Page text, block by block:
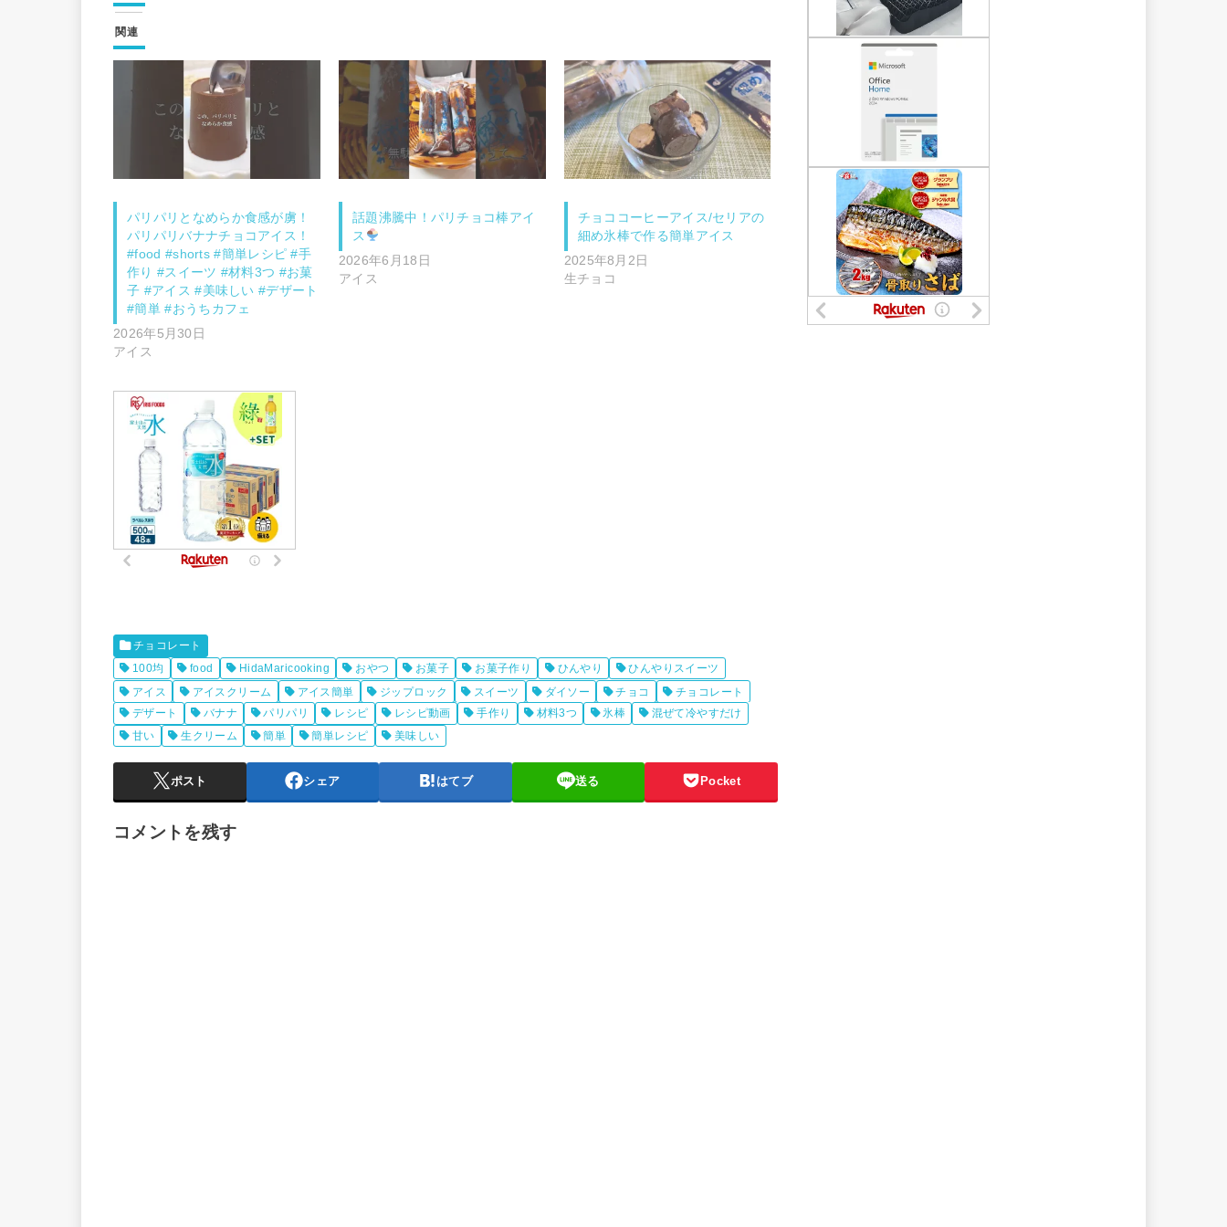
関連
パリパリとなめらか食感が虜！
パリパリバナナチョコアイス！
#food #shorts #簡単レシピ #手
作り #スイーツ #材料3つ #お菓
子 #アイス #美味しい #デザート
#簡単 #おうちカフェ
2026年5月30日
アイス
話題沸騰中！パリチョコ棒アイ
ス
2026年6月18日
アイス
チョココーヒーアイス/セリアの
細め氷棒で作る簡単アイス
2025年8月2日
生チョコ
チョコレート
100均
food HidaMaricooking おやつ お菓子 お菓子作り ひんやり
ひんやりスイーツ
アイス
アイスクリーム アイス簡単 ジップロック スイーツ ダイソー チョコ
チョコレート
デザート
バナナ パリパリ レシピ レシピ動画 手作り 材料3つ 氷棒
混ぜて冷やすだけ
甘い
生クリーム 簡単 簡単レシピ 美味しい
ポスト シェア はてブ 送る Pocket
コメントを残す